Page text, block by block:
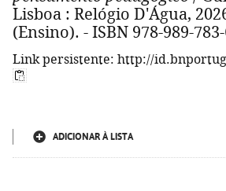
Lisboa : Relógio D'Água,
(Ensino). - ISBN 978-989-
Link persistente: http://
ADICIONAR À LISTA